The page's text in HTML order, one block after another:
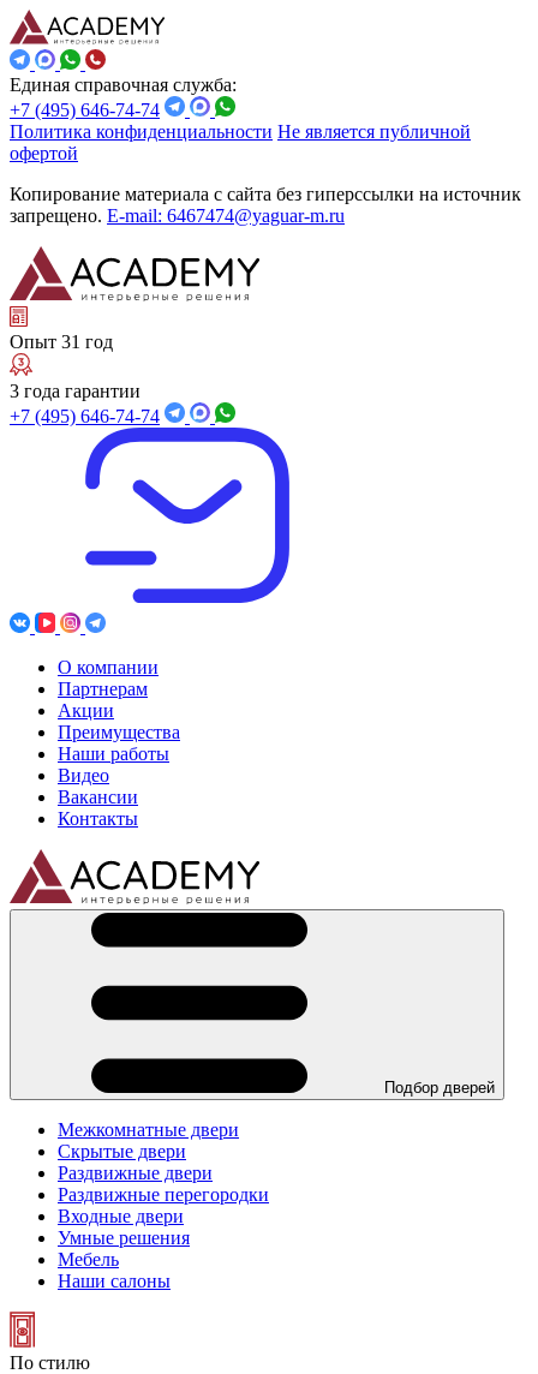
Единая справочная служба:
+7 (495) 646-74-74
Политика конфиденциальности Не является публичной
офертой
Копирование материала с сайта без гиперссылки на источник
запрещено. E-mail: 6467474@yaguar-m.ru
Опыт 31 год
3 года гарантии
+7 (495) 646-74-74
О компании
Партнерам
Акции
Преимущества
Наши работы
Видео
Вакансии
Контакты
Подбор дверей
Межкомнатные двери
Скрытые двери
Раздвижные двери
Раздвижные перегородки
Входные двери
Умные решения
Мебель
Наши салоны
По стилю